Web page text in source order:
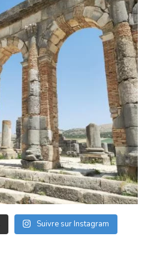
Suivre sur Instagram